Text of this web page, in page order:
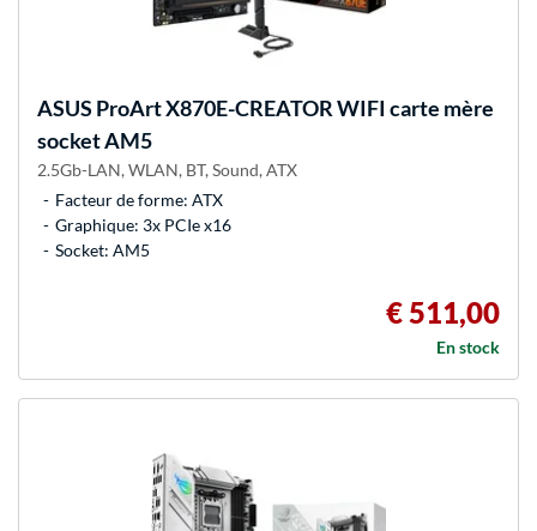
ASUS ProArt X870E-CREATOR WIFI carte mère
socket AM5
2.5Gb-LAN, WLAN, BT, Sound, ATX
Facteur de forme: ATX
Graphique: 3x PCIe x16
Socket: AM5
€ 511,00
En stock